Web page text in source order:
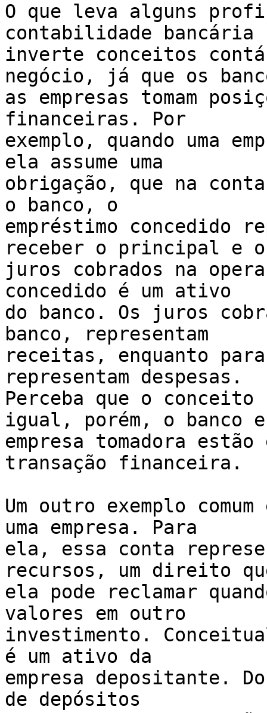
O que leva alguns
contabilidade bancária
inverte conceitos
negócio, já que os
as empresas tomam
financeiras. Por
exemplo, quando uma
ela assume uma
obrigação, que na
o banco, o
empréstimo concedido
receber o principal e
juros cobrados na
concedido é um ativo
do banco. Os juros
banco, representam
receitas, enquanto para
representam despesas.
Perceba que o
igual, porém, o banco
empresa tomadora
transação financeira.
Um outro exemplo
uma empresa. Para
ela, essa conta
recursos, um direito
ela pode reclamar
valores em outro
investimento.
é um ativo da
empresa depositante.
de depósitos